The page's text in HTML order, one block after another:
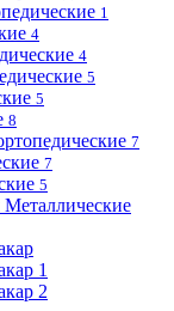
1
4
4
5
5
8
7
7
5
Металлические
1
2